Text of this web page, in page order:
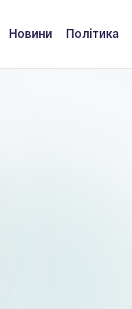
Новини Політика